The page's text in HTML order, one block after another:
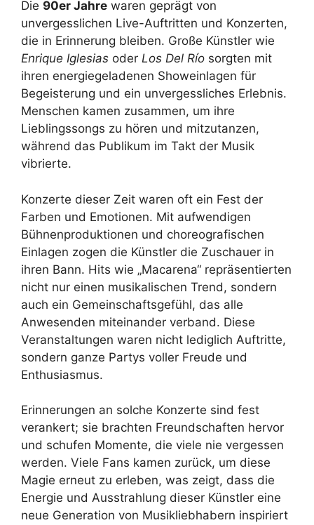
Die 90er Jahre waren geprägt von
unvergesslichen Live-Auftritten und Konzerten,
die in Erinnerung bleiben. Große Künstler wie
Enrique Iglesias oder Los Del Río sorgten mit
ihren energiegeladenen Showeinlagen für
Begeisterung und ein unvergessliches Erlebnis.
Menschen kamen zusammen, um ihre
Lieblingssongs zu hören und mitzutanzen,
während das Publikum im Takt der Musik
vibrierte.
Konzerte dieser Zeit waren oft ein Fest der
Farben und Emotionen. Mit aufwendigen
Bühnenproduktionen und choreografischen
Einlagen zogen die Künstler die Zuschauer in
ihren Bann. Hits wie „Macarena“ repräsentierten
nicht nur einen musikalischen Trend, sondern
auch ein Gemeinschaftsgefühl, das alle
Anwesenden miteinander verband. Diese
Veranstaltungen waren nicht lediglich Auftritte,
sondern ganze Partys voller Freude und
Enthusiasmus.
Erinnerungen an solche Konzerte sind fest
verankert; sie brachten Freundschaften hervor
und schufen Momente, die viele nie vergessen
werden. Viele Fans kamen zurück, um diese
Magie erneut zu erleben, was zeigt, dass die
Energie und Ausstrahlung dieser Künstler eine
neue Generation von Musikliebhabern inspiriert